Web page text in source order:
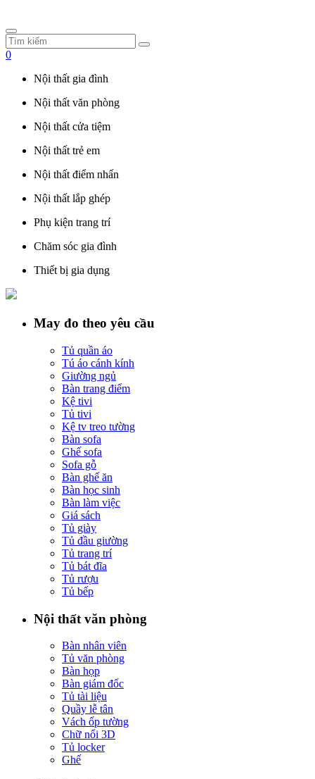
0
Nội thất gia đình
Nội thất văn phòng
Nội thất cửa tiệm
Nội thất trẻ em
Nội thất điểm nhấn
Nội thất lắp ghép
Phụ kiện trang trí
Chăm sóc gia đình
Thiết bị gia dụng
May đo theo yêu cầu
Tủ quần áo
Tú áo cánh kính
Giường ngủ
Bàn trang điểm
Kệ tivi
Tủ tivi
Kệ tv treo tường
Bàn sofa
Ghế sofa
Sofa gỗ
Bàn ghế ăn
Bàn học sinh
Bàn làm việc
Giá sách
Tủ giày
Tủ đầu giường
Tủ trang trí
Tủ bát đĩa
Tủ rượu
Tủ bếp
Nội thất văn phòng
Bàn nhân viên
Tủ văn phòng
Bàn họp
Bàn giám đốc
Tủ tài liệu
Quầy lễ tân
Vách ốp tường
Chữ nổi 3D
Tủ locker
Ghế